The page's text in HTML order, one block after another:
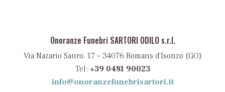
Onoranze Funebri SARTORI ODILO s.r.l.
Via Nazario Sauro, 17 – 34076 Romans d’Isonzo (GO)
Tel: +39 0481 90023
info@onoranzefunebrisartori.it